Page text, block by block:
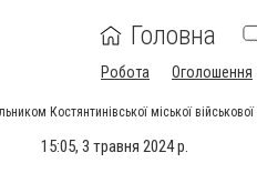
Головна
Робота Оголошення
Костянтинівської міської військової
15:05, 3 травня 2024 р.